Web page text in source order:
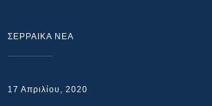
ΣΕΡΡΑΙΚΑ ΝΕΑ
17 Απριλίου, 2020